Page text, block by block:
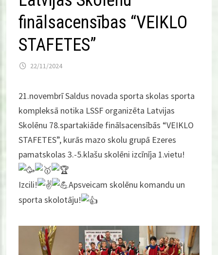
finālsacensības “VEIKLO
STAFETES”
22/11/2024
21.novembrī Saldus novada sporta skolas sporta
kompleksā notika LSSF organizēta Latvijas
Skolēnu 78.spartakiāde finālsacensībās “VEIKLO
STAFETES”, kurās mazo skolu grupā Ezeres
pamatskolas 3.-5.klašu skolēni izcīnīja 1.vietu!
Izcili!
Apsveicam skolēnu komandu un
sporta skolotāju!